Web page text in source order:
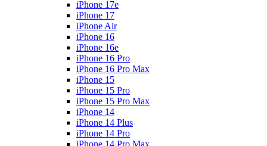
iPhone 17e
iPhone 17
iPhone Air
iPhone 16
iPhone 16e
iPhone 16 Pro
iPhone 16 Pro Max
iPhone 15
iPhone 15 Pro
iPhone 15 Pro Max
iPhone 14
iPhone 14 Plus
iPhone 14 Pro
iPhone 14 Pro Max